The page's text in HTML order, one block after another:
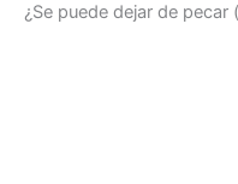
¿Se puede dejar de pecar